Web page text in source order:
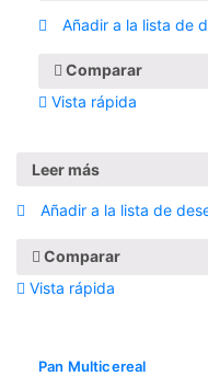
Añadir a la lista de
Comparar
Vista rápida
Leer más
Añadir a la lista de
Comparar
Vista rápida
Pan Multicereal